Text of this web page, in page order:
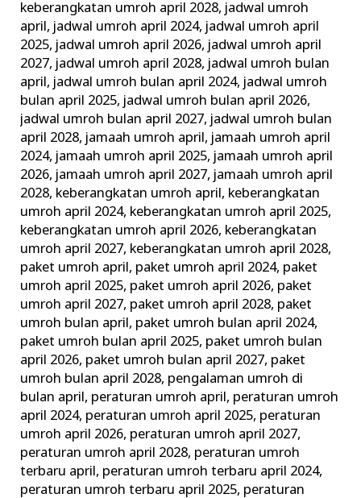
keberangkatan umroh april 2028, jadwal umroh
april, jadwal umroh april 2024, jadwal umroh april
2025, jadwal umroh april 2026, jadwal umroh april
2027, jadwal umroh april 2028, jadwal umroh bulan
april, jadwal umroh bulan april 2024, jadwal umroh
bulan april 2025, jadwal umroh bulan april 2026,
jadwal umroh bulan april 2027, jadwal umroh bulan
april 2028, jamaah umroh april, jamaah umroh april
2024, jamaah umroh april 2025, jamaah umroh april
2026, jamaah umroh april 2027, jamaah umroh april
2028, keberangkatan umroh april, keberangkatan
umroh april 2024, keberangkatan umroh april 2025,
keberangkatan umroh april 2026, keberangkatan
umroh april 2027, keberangkatan umroh april 2028,
paket umroh april, paket umroh april 2024, paket
umroh april 2025, paket umroh april 2026, paket
umroh april 2027, paket umroh april 2028, paket
umroh bulan april, paket umroh bulan april 2024,
paket umroh bulan april 2025, paket umroh bulan
april 2026, paket umroh bulan april 2027, paket
umroh bulan april 2028, pengalaman umroh di
bulan april, peraturan umroh april, peraturan umroh
april 2024, peraturan umroh april 2025, peraturan
umroh april 2026, peraturan umroh april 2027,
peraturan umroh april 2028, peraturan umroh
terbaru april, peraturan umroh terbaru april 2024,
peraturan umroh terbaru april 2025, peraturan